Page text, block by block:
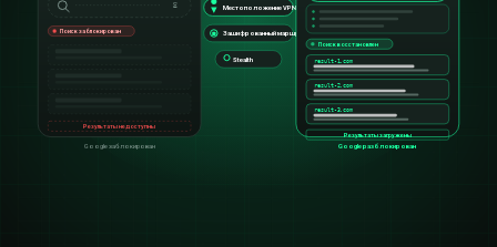
⏳
Поиск заблокирован
Результаты недоступны
Google заблокирован
Местоположение VPN выбрано
Зашифрованный маршрут поиска
Stealth
Поиск восстановлен
result-1 .com
result-2.com
result-3.com
Результаты загружены
Google разблокирован